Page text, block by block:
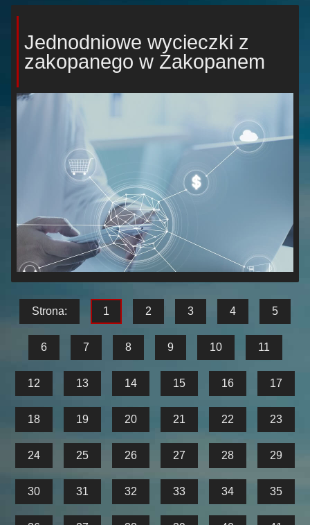
Jednodniowe wycieczki z
zakopanego w Zakopanem
Strona: 1 2 3 4 5
6 7 8 9 10 11
12 13 14 15 16 17
18 19 20 21 22 23
24 25 26 27 28 29
30 31 32 33 34 35